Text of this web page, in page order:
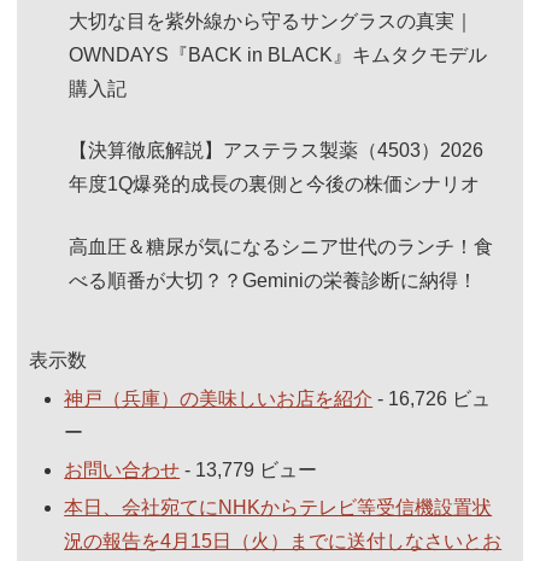
大切な目を紫外線から守るサングラスの真実｜
OWNDAYS『BACK in BLACK』キムタクモデル
購入記
【決算徹底解説】アステラス製薬（4503）2026
年度1Q爆発的成長の裏側と今後の株価シナリオ
高血圧＆糖尿が気になるシニア世代のランチ！食
べる順番が大切？？Geminiの栄養診断に納得！
表示数
神戸（兵庫）の美味しいお店を紹介 - 16,726 ビュ
ー
お問い合わせ - 13,779 ビュー
本日、会社宛てにNHKからテレビ等受信機設置状
況の報告を4月15日（火）までに送付しなさいとお